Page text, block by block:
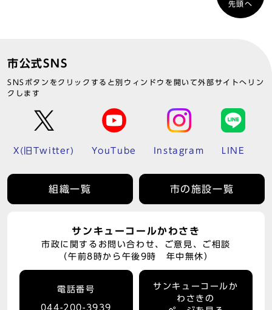
先頭へ
市公式SNS
SNSボタンをクリックすると別ウィンドウを開いて外部サイトへリン
クします
X(旧Twitter) YouTube Instagram LINE
組織一覧 市の施設一覧
サンキューコールかわさき
市政に関するお問い合わせ、ご意見、ご相談
（午前8時から午後9時 年中無休）
電話番号
044-200-3939
サンキューコールか
わさきの